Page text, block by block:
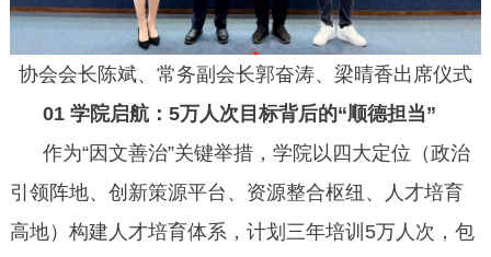
协会会长陈斌、常务副会长郭奋涛、梁晴香出席仪式
01 学院启航：5万人次目标背后的“顺德担当”
作为“因文善治”关键举措，学院以四大定位（政治
引领阵地、创新策源平台、资源整合枢纽、人才培育
高地）构建人才培育体系，计划三年培训5万人次，包